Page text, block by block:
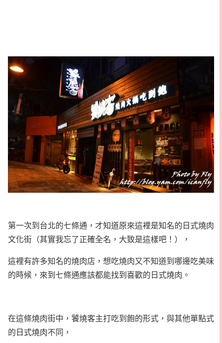
第一次到台北的七條通，才知道原來這裡是知名的日式燒肉
文化街（其實我忘了正確全名，大致是這樣吧！），
這裡有許多知名的燒肉店，想吃燒肉又不知道到哪邊吃美味
的時候，來到七條通應該都能找到喜歡的日式燒肉。
在這條燒肉街中，饕燒客主打吃到飽的形式，與其他單點式
的日式燒肉不同，